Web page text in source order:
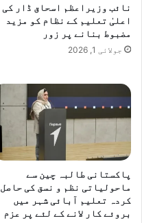
پ
ی
ل
نائب وزیراعظم اسحاق ڈار کی
اعلیٰ تعلیم کے نظام کو مزید
مضبوط بنانے پر زور
جولائی 1, 2026
پاکستانی طالبہ چین سے
ماحولیاتی نظم و نسق کی حاصل
کردہ تعلیم آبائی شہر میں
بروئے کار لانے کے لئے پر عزم